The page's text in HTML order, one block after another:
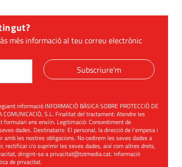
més informació al teu correu electrònic
Subscriure'm
informació INFORMACIÓ BÀSICA SOBRE PROTECCIÓ DE
S.L. Finalitat del tractament: Atendre les
formulari ens enviïn. Legitimació: Consentiment de
dades. Destinataris: El personal, la direcció de l’empesa i
les nostres obligacions. No cedirem les seves dades a
rectificar i/o suprimir les seves dades, així com altres drets,
dirigint-se aprivacitat@totmedia.cat. Informació
de privacitat.